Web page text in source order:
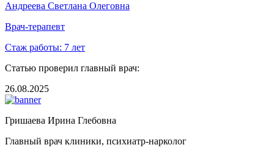
Андреева Светлана Олеговна
Врач-терапевт
Стаж работы: 7 лет
Статью проверил главный врач:
26.08.2025
Гришаева Ирина Глебовна
Главный врач клиники, психиатр-нарколог